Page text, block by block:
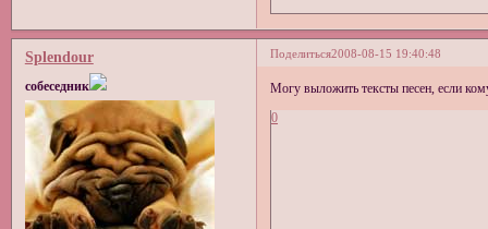
Поделиться2008-08-15 19:40:48
Splendour
собеседник
Могу выложить тексты песен, если
0